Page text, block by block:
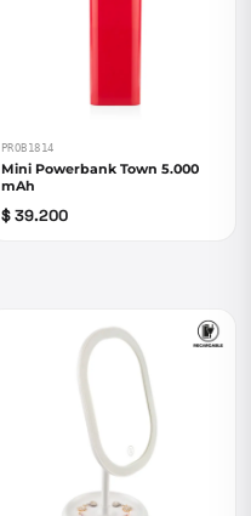
PROB1814
Mini Powerbank Town 5.000
mAh
$ 39.200